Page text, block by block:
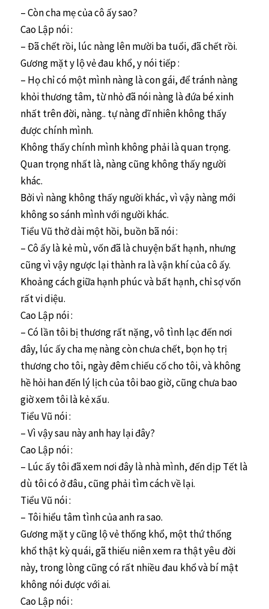
– Còn cha mẹ của cô ấy sao?
Cao Lập nói :
– Đã chết rồi, lúc nàng lên mười ba tuổi, đã chết rồi.
Gương mặt y lộ vẻ đau khổ, y nói tiếp :
– Họ chỉ có một mình nàng là con gái, để tránh nàng
khỏi thương tâm, từ nhỏ đã nói nàng là đứa bé xinh
nhất trên đời, nàng.. tự nàng dĩ nhiên không thấy
được chính mình.
Không thấy chính mình không phải là quan trọng.
Quan trọng nhất là, nàng cũng không thấy người
khác.
Bởi vì nàng không thấy người khác, vì vậy nàng mới
không so sánh mình với người khác.
Tiểu Vũ thở dài một hồi, buồn bã nói :
– Cô ấy là kẻ mù, vốn đã là chuyện bất hạnh, nhưng
cũng vì vậy ngược lại thành ra là vận khí của cô ấy.
Khoảng cách giữa hạnh phúc và bất hạnh, chỉ sợ vốn
rất vi diệu.
Cao Lập nói :
– Có lần tôi bị thương rất nặng, vô tình lạc đến nơi
đây, lúc ấy cha mẹ nàng còn chưa chết, bọn họ trị
thương cho tôi, ngày đêm chiếu cố cho tôi, và không
hề hỏi han đến lý lịch của tôi bao giờ, cũng chưa bao
giờ xem tôi là kẻ xấu.
Tiểu Vũ nói :
– Vì vậy sau này anh hay lại đây?
Cao Lập nói :
– Lúc ấy tôi đã xem nơi đây là nhà mình, đến dịp Tết là
dù tôi có ở đâu, cũng phải tìm cách về lại.
Tiểu Vũ nói :
– Tôi hiểu tâm tình của anh ra sao.
Gương mặt y cũng lộ vẻ thống khổ, một thứ thống
khổ thật kỳ quái, gã thiếu niên xem ra thật yêu đời
này, trong lòng cũng có rất nhiều đau khổ và bí mật
không nói được với ai.
Cao Lập nói :